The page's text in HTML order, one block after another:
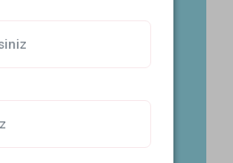
Ünitemiz
Ünitemiz